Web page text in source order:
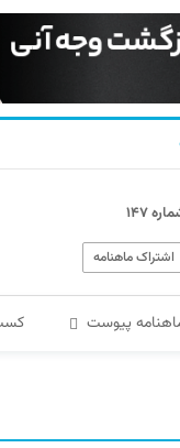
۱۴۷
اشتراک ماهنامه
پیوست